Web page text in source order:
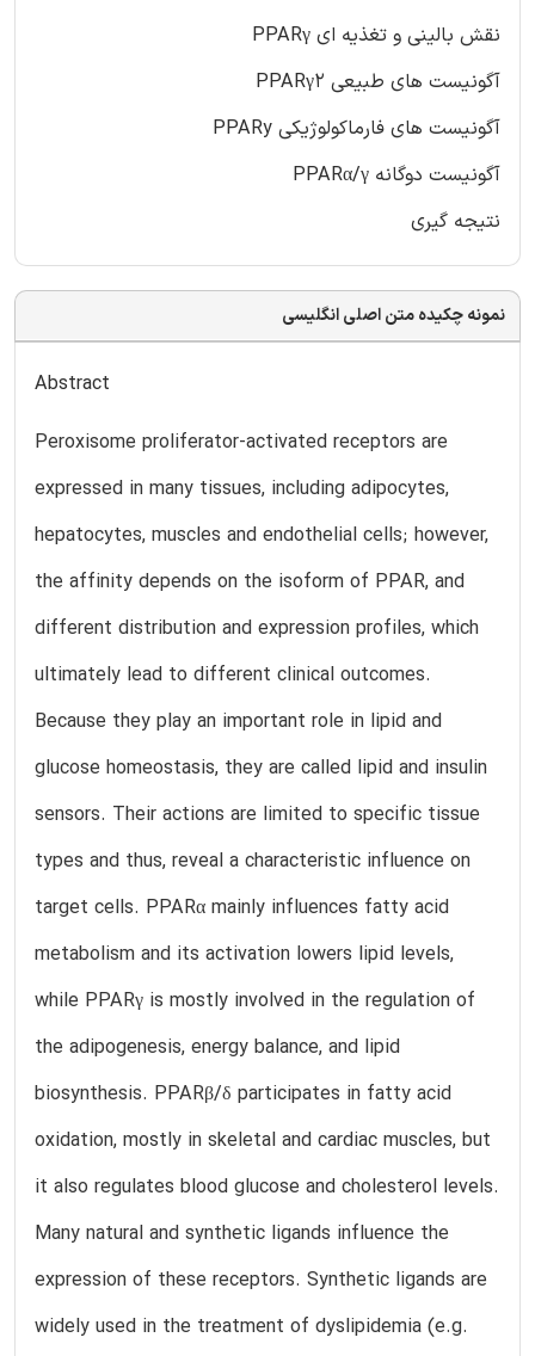
نقش بالینی و تغذیه ای PPARγ
آگونیست های طبیعی PPARγ2
آگونیست های فارماکولوژیکی PPARy
آگونیست دوگانه PPARα/γ
نتیجه گیری
نمونه چکیده متن اصلی انگلیسی
Abstract
Peroxisome proliferator-activated receptors are
expressed in many tissues, including adipocytes,
hepatocytes, muscles and endothelial cells; however,
the affinity depends on the isoform of PPAR, and
different distribution and expression profiles, which
ultimately lead to different clinical outcomes.
Because they play an important role in lipid and
glucose homeostasis, they are called lipid and insulin
sensors. Their actions are limited to specific tissue
types and thus, reveal a characteristic influence on
target cells. PPARα mainly influences fatty acid
metabolism and its activation lowers lipid levels,
while PPARγ is mostly involved in the regulation of
the adipogenesis, energy balance, and lipid
biosynthesis. PPARβ/δ participates in fatty acid
oxidation, mostly in skeletal and cardiac muscles, but
it also regulates blood glucose and cholesterol levels.
Many natural and synthetic ligands influence the
expression of these receptors. Synthetic ligands are
widely used in the treatment of dyslipidemia (e.g.